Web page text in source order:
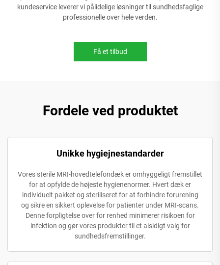
kundeservice leverer vi pålidelige løsninger til sundhedsfaglige
professionelle over hele verden.
Få et tilbud
Fordele ved produktet
Unikke hygiejnestandarder
Vores sterile MRI-hovedtelefondæk er omhyggeligt fremstillet
for at opfylde de højeste hygienenormer. Hvert dæk er
individuelt pakket og steriliseret for at forhindre forurening
og sikre en sikkert oplevelse for patienter under MRI-scans.
Denne forpligtelse over for renhed minimerer risikoen for
infektion og gør vores produkter til et alsidigt valg for
sundhedsfremstillinger.